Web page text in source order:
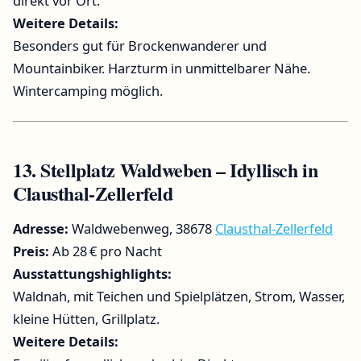
Weitere Details:
Besonders gut für Brockenwanderer und
Mountainbiker. Harzturm in unmittelbarer Nähe.
Wintercamping möglich.
13.Stellplatz Waldweben – Idyllisch in
Clausthal-Zellerfeld
Adresse: Waldwebenweg, 38678 Clausthal-Zellerfeld
Preis: Ab 28 € pro Nacht
Ausstattungshighlights:
Waldnah, mit Teichen und Spielplätzen, Strom, Wasser,
kleine Hütten, Grillplatz.
Weitere Details: